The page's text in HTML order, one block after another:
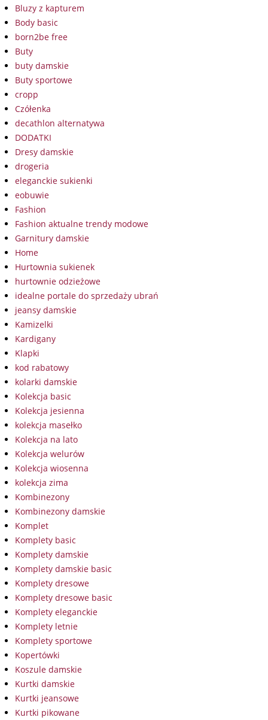
Bluzy z kapturem
Body basic
born2be free
Buty
buty damskie
Buty sportowe
cropp
Czółenka
decathlon alternatywa
DODATKI
Dresy damskie
drogeria
eleganckie sukienki
eobuwie
Fashion
Fashion aktualne trendy modowe
Garnitury damskie
Home
Hurtownia sukienek
hurtownie odzieżowe
idealne portale do sprzedaży ubrań
jeansy damskie
Kamizelki
Kardigany
Klapki
kod rabatowy
kolarki damskie
Kolekcja basic
Kolekcja jesienna
kolekcja masełko
Kolekcja na lato
Kolekcja welurów
Kolekcja wiosenna
kolekcja zima
Kombinezony
Kombinezony damskie
Komplet
Komplety basic
Komplety damskie
Komplety damskie basic
Komplety dresowe
Komplety dresowe basic
Komplety eleganckie
Komplety letnie
Komplety sportowe
Kopertówki
Koszule damskie
Kurtki damskie
Kurtki jeansowe
Kurtki pikowane